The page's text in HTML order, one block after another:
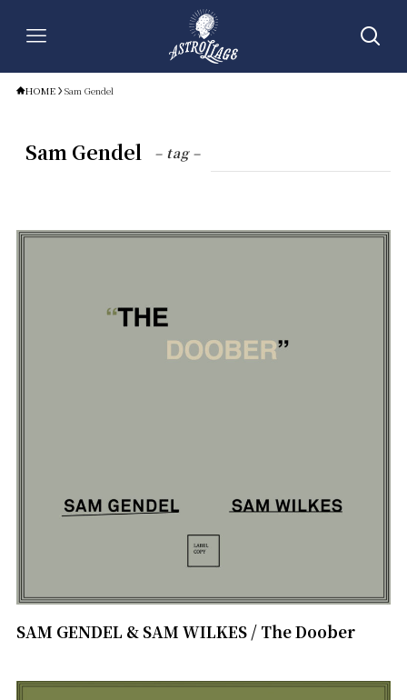
HOME Sam Gendel
Sam Gendel – tag –
SAM GENDEL & SAM WILKES / The Doober